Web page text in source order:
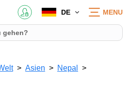
DE MENU
Asien
Nepal